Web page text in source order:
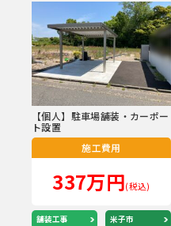
【個人】駐車場舗装・カーポー
ト設置
施工費用
337万円(税込)
舗装工事 米子市